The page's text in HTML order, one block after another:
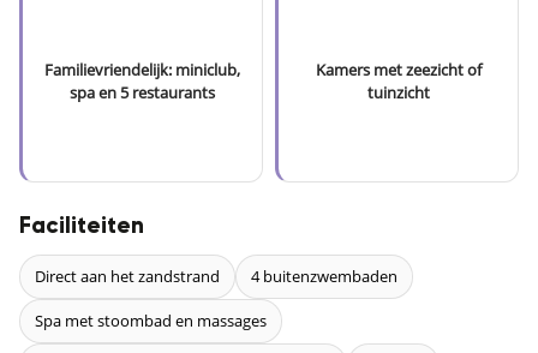
Familievriendelijk: miniclub,
spa en 5 restaurants
Kamers met zeezicht of
tuinzicht
Faciliteiten
Direct aan het zandstrand 4 buitenzwembaden
Spa met stoombad en massages